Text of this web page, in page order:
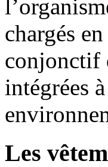
chargés
conjonctif
intégrées
Les